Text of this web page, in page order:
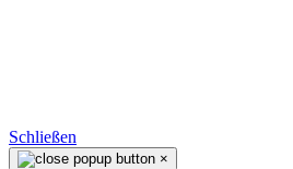
Schließen
×